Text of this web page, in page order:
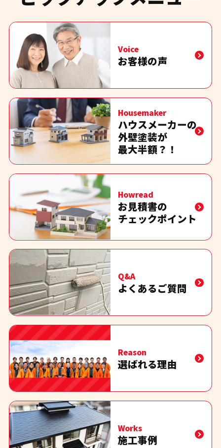
Voice
お客様の声
Housemaker
ハウスメーカーの
外壁塗装が
最大半額？！
Howread
お見積書の
チェックポイント
Q&A
よくあるご質問
Reason
選ばれる理由
Works
施工事例